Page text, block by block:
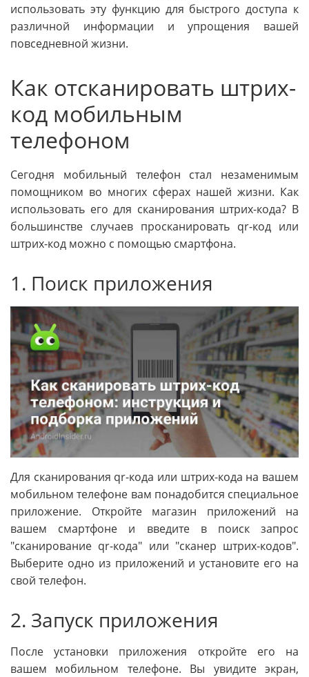
использовать эту функцию для быстрого доступа к
различной информации и упрощения вашей
повседневной жизни.
Как отсканировать штрих-
код мобильным
телефоном
Сегодня мобильный телефон стал незаменимым
помощником во многих сферах нашей жизни. Как
использовать его для сканирования штрих-кода? В
большинстве случаев просканировать qr-код или
штрих-код можно с помощью смартфона.
1. Поиск приложения
Для сканирования qr-кода или штрих-кода на вашем
мобильном телефоне вам понадобится специальное
приложение. Откройте магазин приложений на
вашем смартфоне и введите в поиск запрос
"сканирование qr-кода" или "сканер штрих-кодов".
Выберите одно из приложений и установите его на
свой телефон.
2. Запуск приложения
После установки приложения откройте его на
вашем мобильном телефоне. Вы увидите экран,